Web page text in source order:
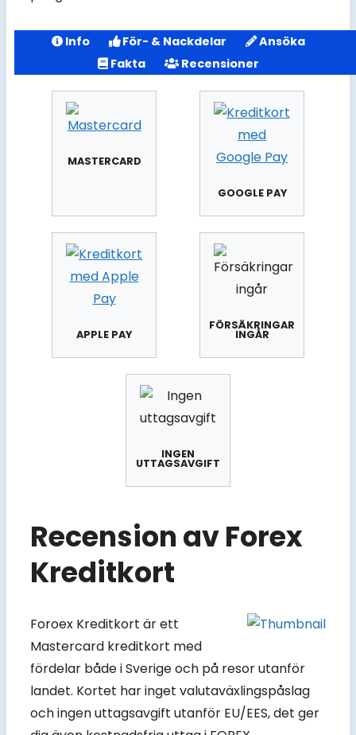
Info För- & Nackdelar
Ansöka
Fakta
Recensioner
MASTERCARD
GOOGLE PAY
APPLE PAY
FÖRSÄKRINGAR
INGÅR
INGEN
UTTAGSAVGIFT
Recension av Forex
Kreditkort
Foroex Kreditkort är ett
Mastercard kreditkort med
fördelar både i Sverige och på resor utanför
landet. Kortet har inget valutaväxlingspåslag
och ingen uttagsavgift utanför EU/EES, det ger